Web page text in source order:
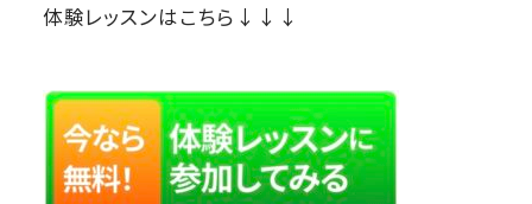
体験レッスンはこちら↓↓↓